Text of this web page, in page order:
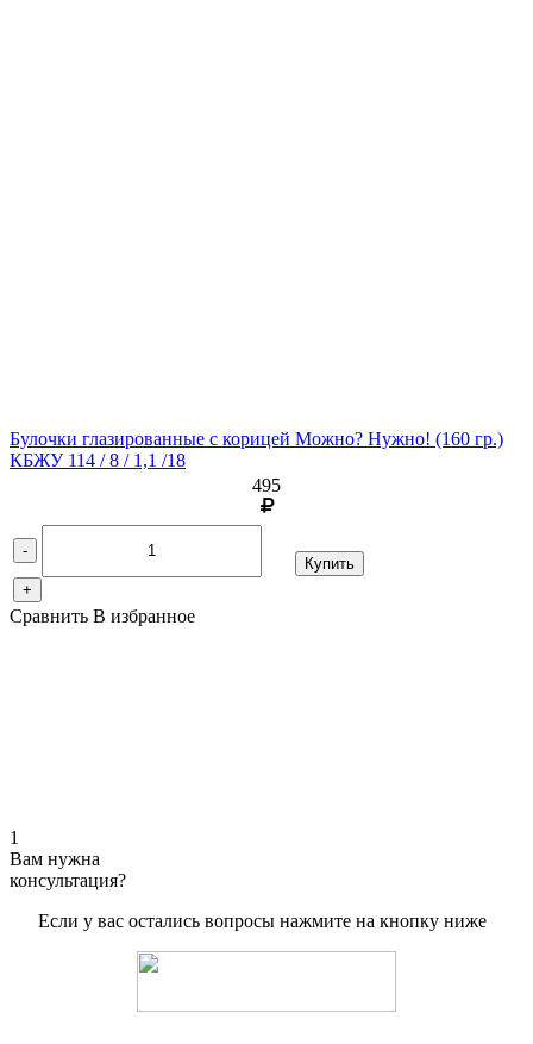
Булочки глазированные с корицей Можно? Нужно! (160 гр.)
КБЖУ 114 / 8 / 1,1 /18
495
-
+
Купить
Сравнить В избранное
1
Вам нужна
консультация?
Если у вас остались вопросы нажмите на кнопку ниже